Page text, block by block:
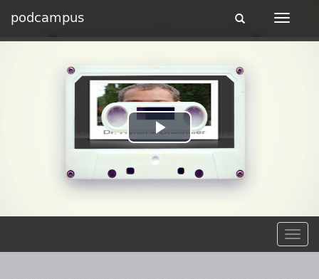
podcampus
Toggle
Toggle
Play
Video